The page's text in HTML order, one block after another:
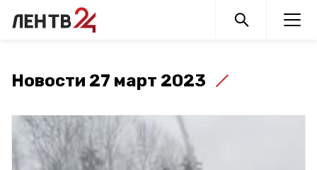
Новости 27 март 2023